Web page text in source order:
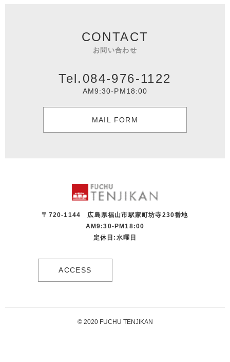
CONTACT
お問い合わせ
Tel.084-976-1122
AM9:30-PM18:00
MAIL FORM
〒720-1144 広島県福山市駅家町坊寺230番地
AM9:30-PM18:00
定休日:水曜日
ACCESS
© 2020 FUCHU TENJIKAN